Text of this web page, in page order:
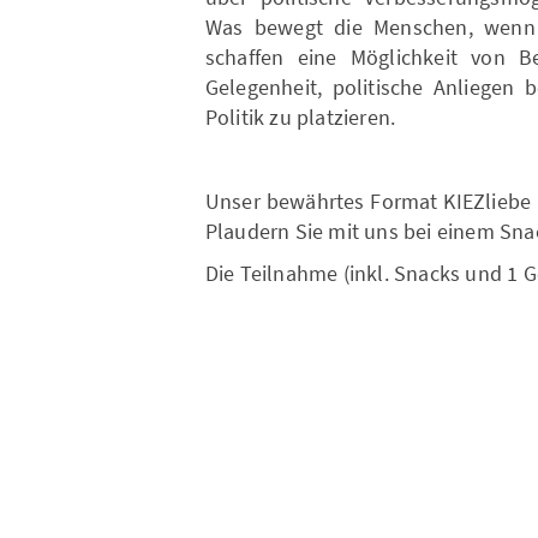
Was bewegt die Menschen,
schaffen eine Möglichkeit von
Gelegenheit, politische Anliegen
Politik zu platzieren.
Unser bewährtes Format
Plaudern Sie mit uns bei einem
Die Teilnahme (inkl. Snacks und 1